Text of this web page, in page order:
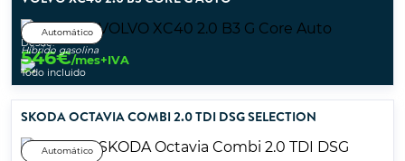
Automático
Híbrido gasolina
Desde:
546€/mes+IVA
Todo incluido
SKODA OCTAVIA COMBI 2.0 TDI DSG SELECTION
Automático